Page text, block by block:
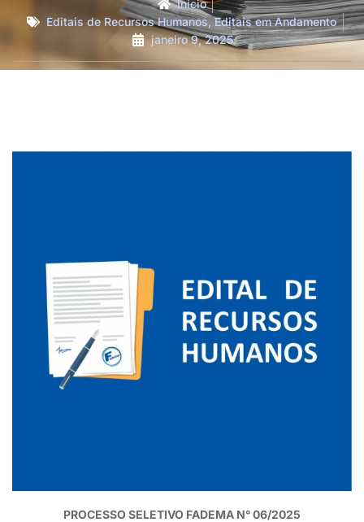
Início
Editais de Recursos Humanos,Editais em Andamento
janeiro 9, 2025
PROCESSO SELETIVO FADEMA N° 06/2025